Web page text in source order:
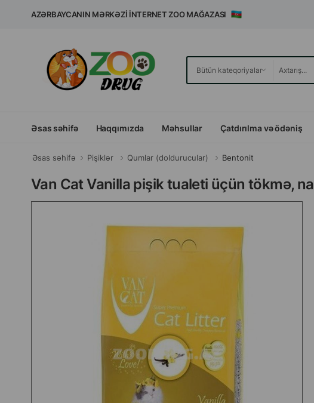
AZƏRBAYCANIN MƏRKƏZI İNTERNET ZOO MAĞAZASI
Əsas səhifə Haqqımızda Məhsullar Çatdırılma və ödəniş
Əsas səhifə Pişiklər Qumlar (doldurucular) Bentonit
Van Cat Vanilla pişik tualeti üçün tökmə,